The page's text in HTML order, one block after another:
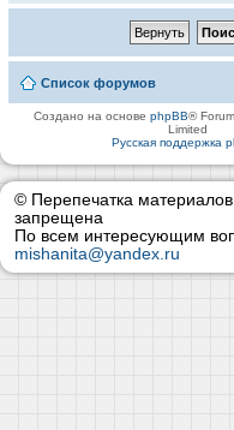
Список форумов
Создано на основеphpBB®
Limited
Русская поддержка
© Перепечатка материалов
запрещена
По всем интересующим
mishanita@yandex.ru